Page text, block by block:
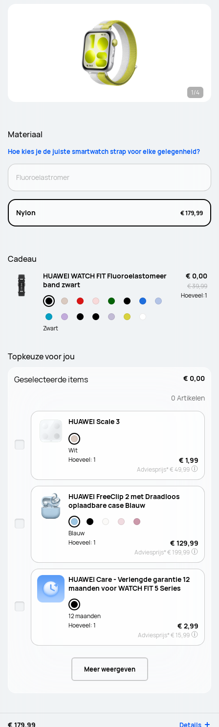
1/4
Materiaal
Hoe kies je de juiste smartwatch strap voor elke gelegenheid?
Fluoroelastromer
Nylon € 179,99
Cadeau
HUAWEI WATCH FIT Fluoroelastomeer
band zwart
Zwart
€ 0,00
€ 39,99
Hoeveel:1
Topkeuze voor jou
Geselecteerde items € 0,00
0 Artikelen
HUAWEI Scale 3
Wit
€ 1,99
Adviesprijs*€ 49,99
Hoeveel:1
HUAWEI FreeClip 2 met Draadloos
oplaadbare case Blauw
Blauw
€ 129,99
Adviesprijs*€ 199,99
Hoeveel:1
HUAWEI Care - Verlengde garantie 12
maanden voor WATCH FIT 5 Series
12 maanden
€ 2,99
Adviesprijs*€ 15,99
Hoeveel:1
Meer weergeven
€ 179,99 Details